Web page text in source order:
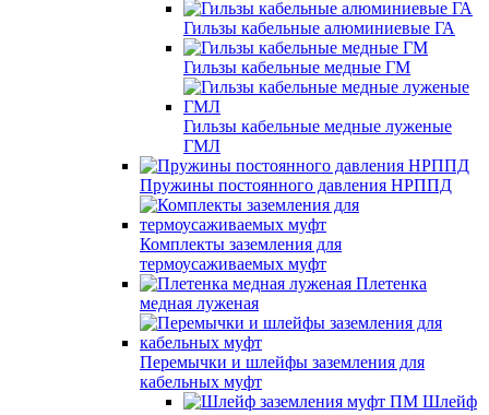
Гильзы кабельные алюминиевые ГА
Гильзы кабельные медные ГМ
Гильзы кабельные медные луженые
ГМЛ
Пружины постоянного давления НРППД
Комплекты заземления для
термоусаживаемых муфт
Плетенка
медная луженая
Перемычки и шлейфы заземления для
кабельных муфт
Шлейф